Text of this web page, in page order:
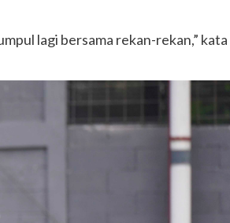
lagi bersama rekan-rekan,” kata